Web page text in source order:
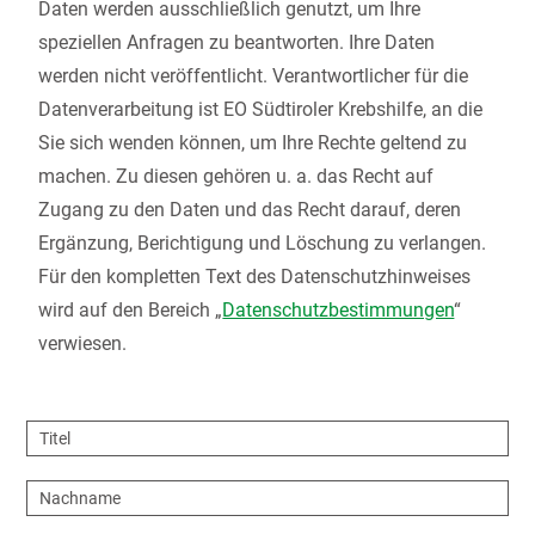
Daten werden ausschließlich genutzt, um Ihre
speziellen Anfragen zu beantworten. Ihre Daten
werden nicht veröffentlicht. Verantwortlicher für die
Datenverarbeitung ist EO Südtiroler Krebshilfe, an die
Sie sich wenden können, um Ihre Rechte geltend zu
machen. Zu diesen gehören u. a. das Recht auf
Zugang zu den Daten und das Recht darauf, deren
Ergänzung, Berichtigung und Löschung zu verlangen.
Für den kompletten Text des Datenschutzhinweises
wird auf den Bereich „Datenschutzbestimmungen“
verwiesen.
Titel
Nachname